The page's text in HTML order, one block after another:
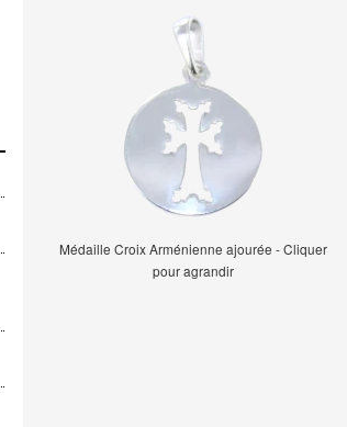
Médaille Croix Arménienne ajourée - Cliquer
pour agrandir